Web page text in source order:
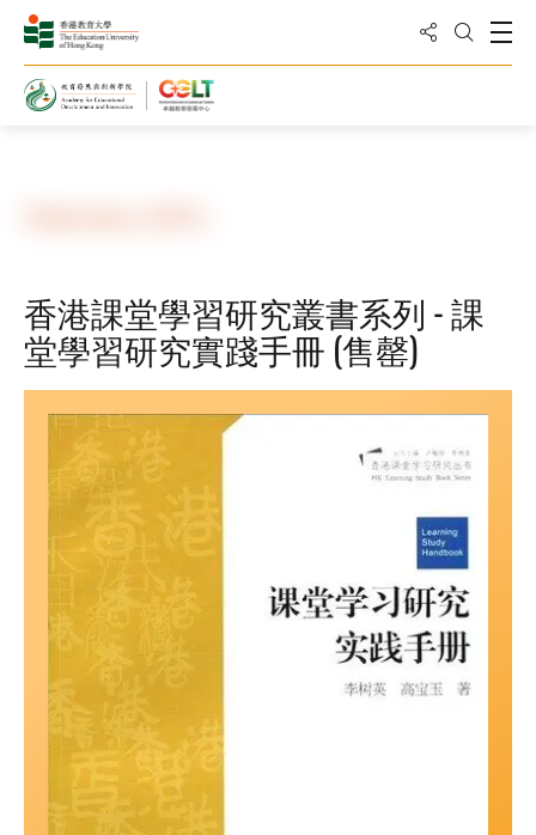
Share to
Open
香港課堂學習研究叢書系列 - 課
堂學習研究實踐手冊 (售罄)